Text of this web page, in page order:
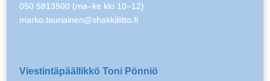
050 5813500 (ma–ke klo 10–12)
marko.tauriainen@shakkiliitto.fi
Viestintäpäällikkö Toni Pönniö